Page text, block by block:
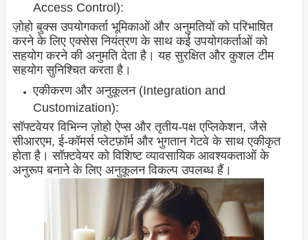
Access Control):
ज़ोहो बुक्स उपयोगकर्ता भूमिकाओं और अनुमतियों को परिभाषित
करने के लिए एक्सेस नियंत्रण के साथ कई उपयोगकर्ताओं को
सहयोग करने की अनुमति देता है। यह सुरक्षित और कुशल टीम
सहयोग सुनिश्चित करता है।
एकीकरण और अनुकूलन (Integration and
Customization):
सॉफ्टवेयर विभिन्न ज़ोहो ऐप्स और तृतीय-पक्ष एप्लिकेशन, जैसे
सीआरएम, ई-कॉमर्स प्लेटफ़ॉर्म और भुगतान गेटवे के साथ एकीकृत
होता है। सॉफ़्टवेयर को विशिष्ट व्यावसायिक आवश्यकताओं के
अनुरूप बनाने के लिए अनुकूलन विकल्प उपलब्ध हैं।